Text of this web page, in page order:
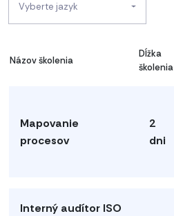
Vyberte jazyk
Názov školenia
Dĺžka
školenia
Mapovanie
procesov
2
dni
Interný audítor ISO